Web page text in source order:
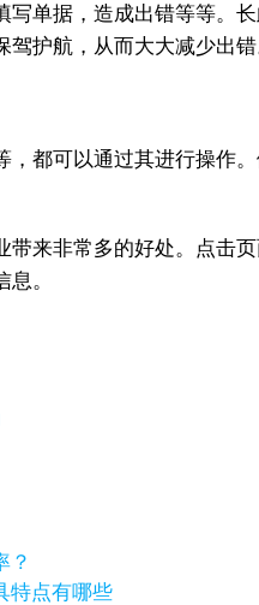
单据，造成出错等等。
护航，从而大大减少出
，都可以通过其进行操作
来非常多的好处。点击
。
？
特点有哪些